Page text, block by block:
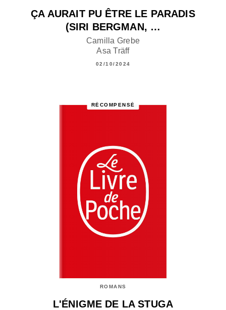
ÇA AURAIT PU ÊTRE LE PARADIS
(SIRI BERGMAN, …
Camilla Grebe
Asa Träff
02/10/2024
RÉCOMPENSÉ
ROMANS
L'ÉNIGME DE LA STUGA